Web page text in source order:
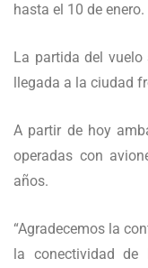
hasta el 10 de enero.
La partida del
llegada a la ciudad
A partir de hoy
operadas con
años.
“Agradecemos la
la conectividad